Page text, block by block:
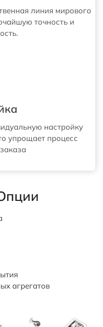
линия мирового
точность и
настройку
упрощает процесс
агрегатов